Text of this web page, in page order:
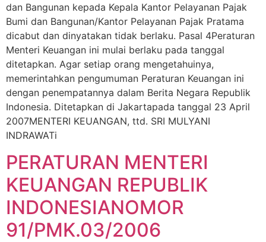
dan Bangunan kepada Kepala Kantor Pelayanan Pajak
Bumi dan Bangunan/Kantor Pelayanan Pajak Pratama
dicabut dan dinyatakan tidak berlaku. Pasal 4Peraturan
Menteri Keuangan ini mulai berlaku pada tanggal
ditetapkan. Agar setiap orang mengetahuinya,
memerintahkan pengumuman Peraturan Keuangan ini
dengan penempatannya dalam Berita Negara Republik
Indonesia. Ditetapkan di Jakartapada tanggal 23 April
2007MENTERI KEUANGAN, ttd. SRI MULYANI
INDRAWATi
PERATURAN MENTERI
KEUANGAN REPUBLIK
INDONESIANOMOR
91/PMK.03/2006